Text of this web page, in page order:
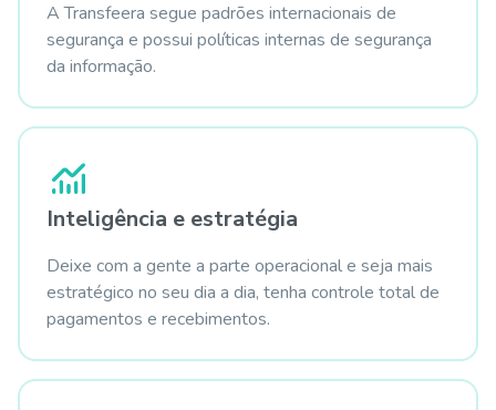
A Transfeera segue padrões internacionais de
segurança e possui políticas internas de segurança
da informação.
Inteligência e estratégia
Deixe com a gente a parte operacional e seja mais
estratégico no seu dia a dia, tenha controle total de
pagamentos e recebimentos.